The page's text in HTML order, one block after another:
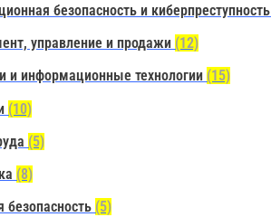
безопасность и киберпреступность
управление и продажи (12)
и информационные технологии (15)
(10)
(5)
(8)
безопасность (5)